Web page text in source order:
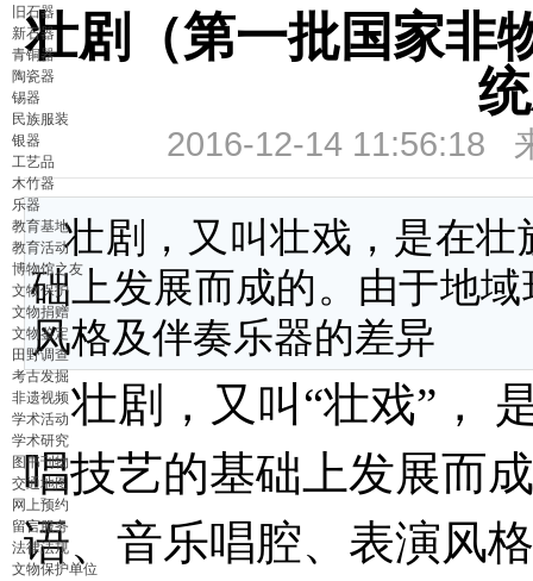
旧石器
新石器
青铜器
陶瓷器
锡器
民族服装
银器
工艺品
木竹器
乐器
教育基地
教育活动
博物馆之友
文物保护
文物捐赠
文物鉴定
田野调查
考古发掘
非遗视频
学术活动
学术研究
图书刊物
交通地图
网上预约
留言服务
法律法规
文物保护单位
壮剧（第一批国家非
2016-12-14 11:56:18
壮剧，又叫壮戏，是在
础上发展而成的。由于地
风格及伴奏乐器的差异
壮剧，又叫“壮戏”，
唱技艺的基础上发展而
语、音乐唱腔、表演风